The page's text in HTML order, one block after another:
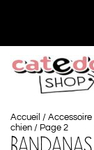
-10% à
Accueil /
chien / Page 2